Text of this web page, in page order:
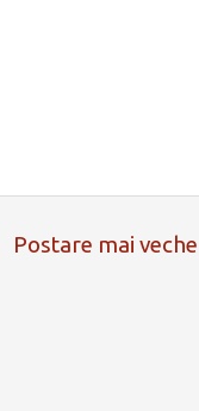
Postare mai veche